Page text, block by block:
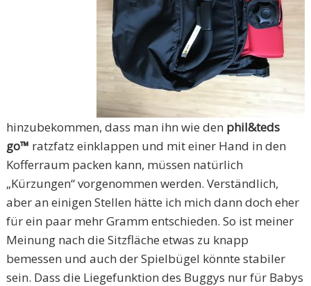
hinzubekommen, dass man ihn wie den phil&teds
go™ ratzfatz einklappen und mit einer Hand in den
Kofferraum packen kann, müssen natürlich
„Kürzungen“ vorgenommen werden. Verständlich,
aber an einigen Stellen hätte ich mich dann doch eher
für ein paar mehr Gramm entschieden. So ist meiner
Meinung nach die Sitzfläche etwas zu knapp
bemessen und auch der Spielbügel könnte stabiler
sein. Dass die Liegefunktion des Buggys nur für Babys